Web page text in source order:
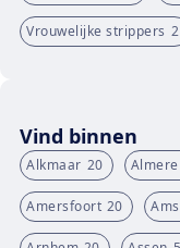
Vrouwelijke strippers 2
Vind binnen
Alkmaar 20 Almere
Amersfoort 20